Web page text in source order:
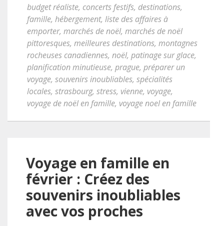
budget réaliste, concerts festifs, destinations,
famille, hébergement, liste des affaires à
emporter, marchés de noël, marchés de noël
pittoresques, meilleures destinations, montagnes
rocheuses canadiennes, noël, patinage sur glace,
planification minutieuse, prague, préparer un
voyage, souvenirs inoubliables, spécialités
locales, strasbourg, stress, vienne, voyage,
voyage de noël en famille, voyage noel en famille
Voyage en famille en
février : Créez des
souvenirs inoubliables
avec vos proches